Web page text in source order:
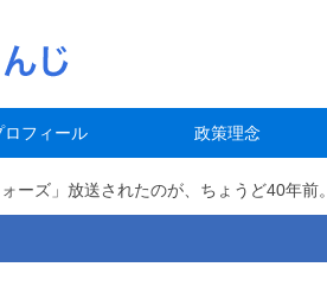
ロフィール 政策理念
ーズ」放送されたのが、ちょうど40年前。